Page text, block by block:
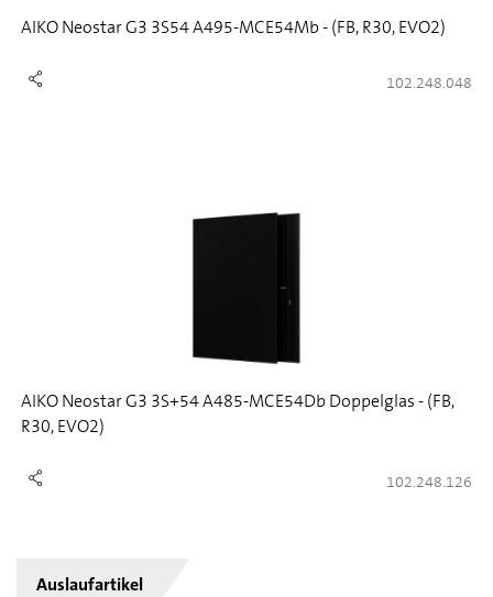
AIKO Neostar G3 3S54 A495-MCE54Mb - (FB, R30, EVO2)
102.248.048
AIKO Neostar G3 3S+54 A485-MCE54Db Doppelglas - (FB,
R30, EVO2)
102.248.126
Auslaufartikel